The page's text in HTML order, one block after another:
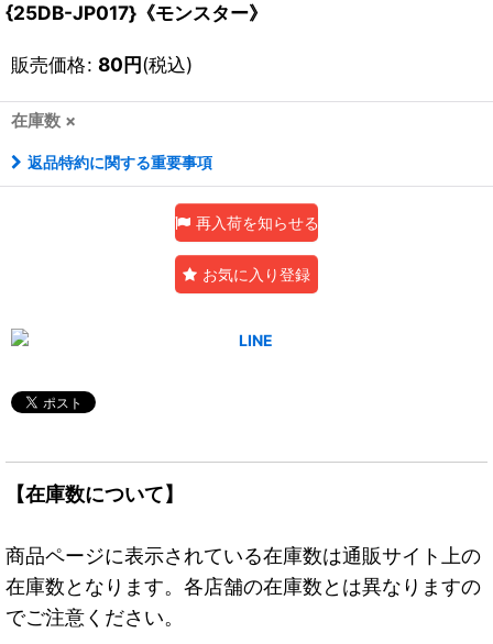
{25DB-JP017}《モンスター》
販売価格: 80円(税込)
在庫数 ×
返品特約に関する重要事項
再入荷を知らせる
お気に入り登録
【在庫数について】
商品ページに表示されている在庫数は通販サイト上の
在庫数となります。各店舗の在庫数とは異なりますの
でご注意ください。